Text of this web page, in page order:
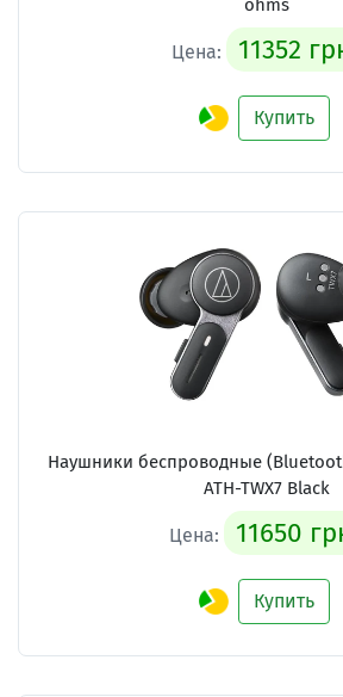
ohms
Цена: 11352
Купить
Наушники беспроводные
ATH-TWX7 Black
Цена: 11650
Купить